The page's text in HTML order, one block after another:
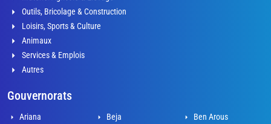
Outils, Bricolage & Construction
Loisirs, Sports & Culture
Animaux
Services & Emplois
Autres
Gouvernorats
Ariana Beja
Ben Arous